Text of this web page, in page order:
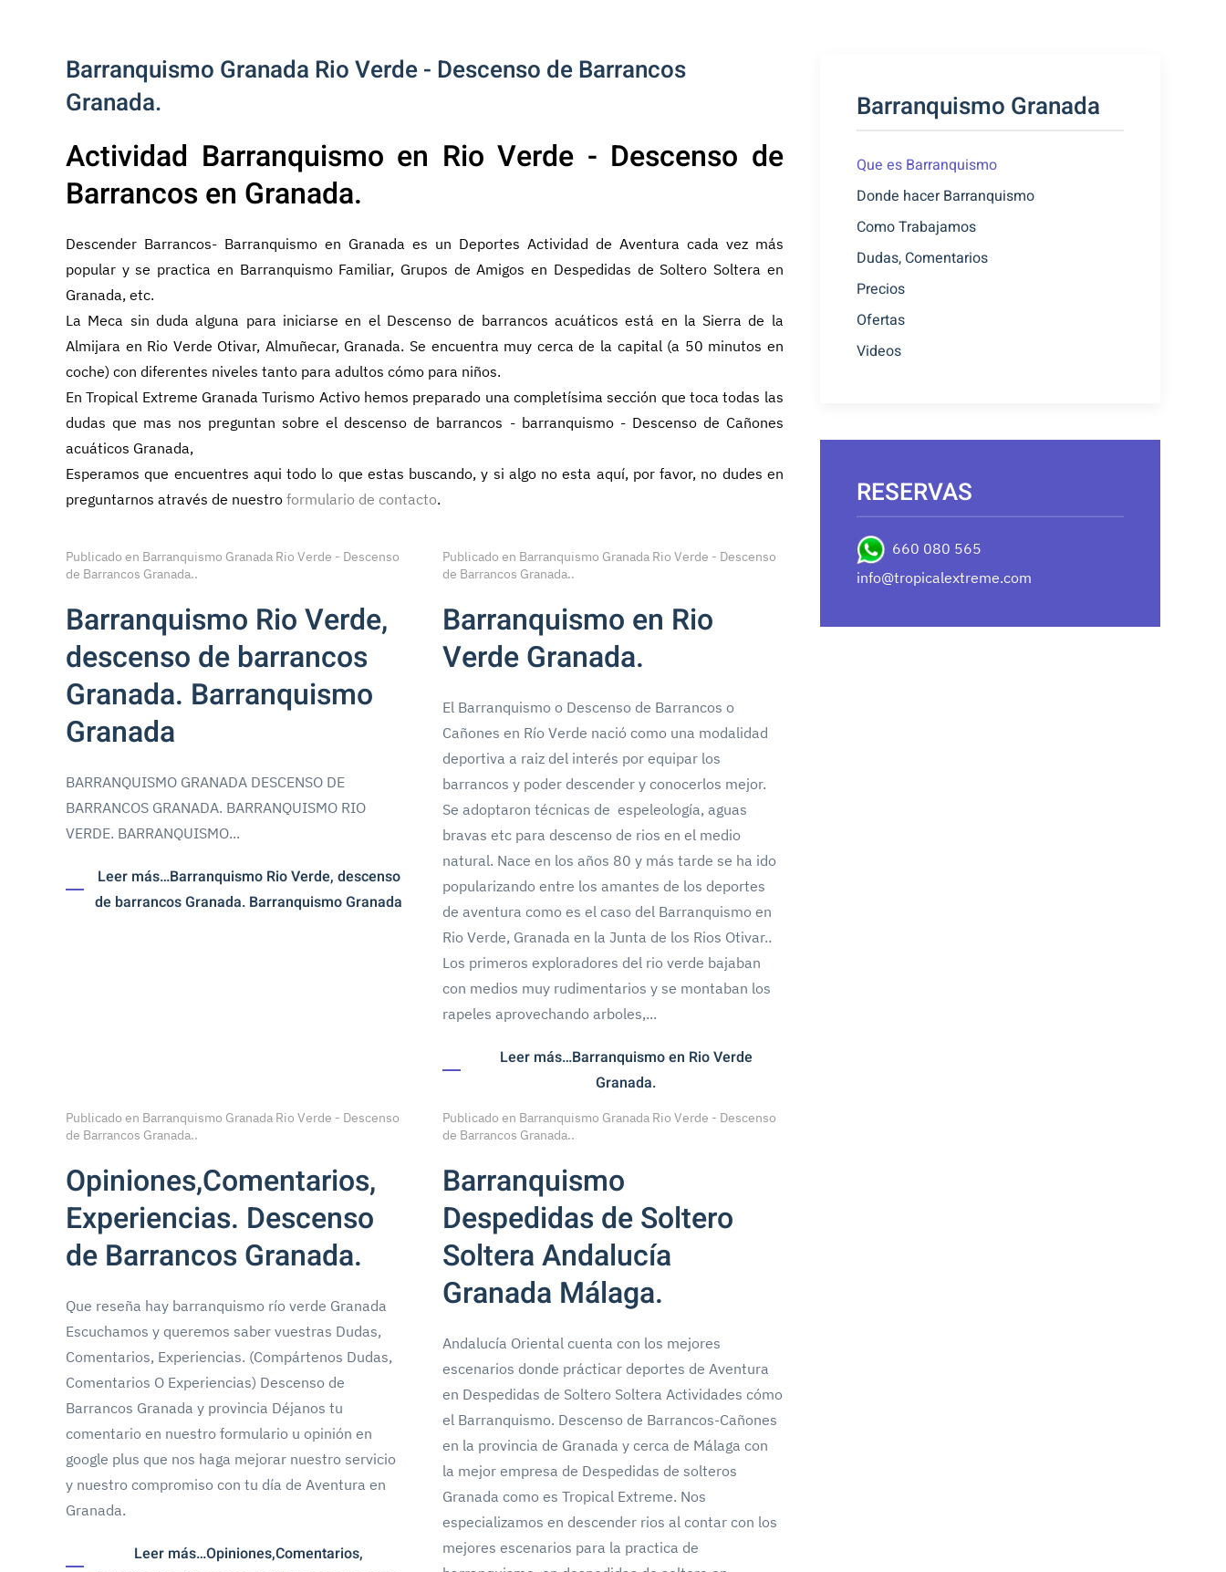
Barranquismo Granada Rio Verde - Descenso de Barrancos
Granada.
Actividad Barranquismo en Rio Verde - Descenso de
Barrancos en Granada.
Descender Barrancos- Barranquismo en Granada es un Deportes Actividad de Aventura cada vez más
popular y se practica en Barranquismo Familiar, Grupos de Amigos en Despedidas de Soltero Soltera en
Granada, etc.
La Meca sin duda alguna para iniciarse en el Descenso de barrancos acuáticos está en la Sierra de la
Almijara en Rio Verde Otivar, Almuñecar, Granada. Se encuentra muy cerca de la capital (a 50 minutos en
coche) con diferentes niveles tanto para adultos cómo para niños.
En Tropical Extreme Granada Turismo Activo hemos preparado una completísima sección que toca todas las
dudas que mas nos preguntan sobre el descenso de barrancos - barranquismo - Descenso de Cañones
acuáticos Granada,
Esperamos que encuentres aqui todo lo que estas buscando, y si algo no esta aquí, por favor, no dudes en
preguntarnos através de nuestro formulario de contacto.
Publicado en Barranquismo Granada Rio Verde - Descenso
de Barrancos Granada..
Barranquismo Rio Verde,
descenso de barrancos
Granada. Barranquismo
Granada
BARRANQUISMO GRANADA DESCENSO DE
BARRANCOS GRANADA. BARRANQUISMO RIO
VERDE. BARRANQUISMO...
Leer más…Barranquismo Rio Verde, descenso
de barrancos Granada. Barranquismo Granada
Publicado en Barranquismo Granada Rio Verde - Descenso
de Barrancos Granada..
Barranquismo en Rio
Verde Granada.
El Barranquismo o Descenso de Barrancos o
Cañones en Río Verde nació como una modalidad
deportiva a raiz del interés por equipar los
barrancos y poder descender y conocerlos mejor.
Se adoptaron técnicas de espeleología, aguas
bravas etc para descenso de rios en el medio
natural. Nace en los años 80 y más tarde se ha ido
popularizando entre los amantes de los deportes
de aventura como es el caso del Barranquismo en
Rio Verde, Granada en la Junta de los Rios Otivar..
Los primeros exploradores del rio verde bajaban
con medios muy rudimentarios y se montaban los
rapeles aprovechando arboles,...
Leer más…Barranquismo en Rio Verde
Granada.
Publicado en Barranquismo Granada Rio Verde - Descenso
de Barrancos Granada..
Opiniones,Comentarios,
Experiencias. Descenso
de Barrancos Granada.
Que reseña hay barranquismo río verde Granada
Escuchamos y queremos saber vuestras Dudas,
Comentarios, Experiencias. (Compártenos Dudas,
Comentarios O Experiencias) Descenso de
Barrancos Granada y provincia Déjanos tu
comentario en nuestro formulario u opinión en
google plus que nos haga mejorar nuestro servicio
y nuestro compromiso con tu día de Aventura en
Granada.
Leer más…Opiniones,Comentarios,
Publicado en Barranquismo Granada Rio Verde - Descenso
de Barrancos Granada..
Barranquismo
Despedidas de Soltero
Soltera Andalucía
Granada Málaga.
Andalucía Oriental cuenta con los mejores
escenarios donde prácticar deportes de Aventura
en Despedidas de Soltero Soltera Actividades cómo
el Barranquismo. Descenso de Barrancos-Cañones
en la provincia de Granada y cerca de Málaga con
la mejor empresa de Despedidas de solteros
Granada como es Tropical Extreme. Nos
especializamos en descender rios al contar con los
mejores escenarios para la practica de
Barranquismo Granada
Que es Barranquismo
Donde hacer Barranquismo
Como Trabajamos
Dudas, Comentarios
Precios
Ofertas
Videos
RESERVAS
660 080 565
info@tropicalextreme.com